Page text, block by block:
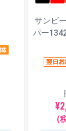
サンビ
パー
(